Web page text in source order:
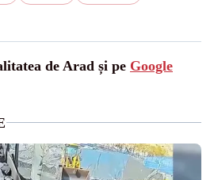
de Arad și pe Google